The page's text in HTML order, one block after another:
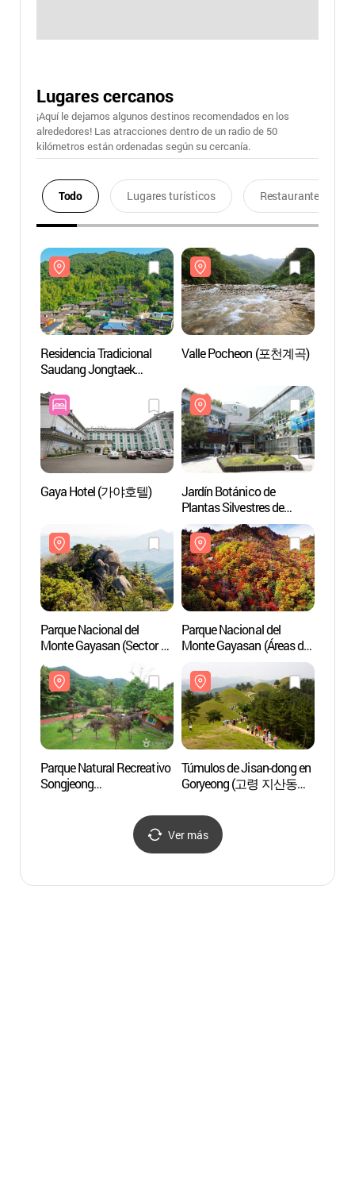
Lugares cercanos
¡Aquí le dejamos algunos destinos recomendados en los
alrededores! Las atracciones dentro de un radio de 50
kilómetros están ordenadas según su cercanía.
Todo Lugares turísticos Restaurantes
Residencia Tradicional
Saudang Jongtaek
Valle Pocheon (포천계곡)
Gaya Hotel (가야호텔)
Jardín Botánico de
Plantas Silvestres de
Gayasan (가야산
야생화식물원)
Parque Nacional del
Monte Gayasan (Sector de
Baegun-dong)
(가야산국립공원(백운동
지구))
Parque Nacional del
Monte Gayasan (Áreas de
Cheongnyang-dong)
(가야산국립공원(홍류동,
청량동지구))
Parque Natural Recreativo
Songjeong
Túmulos de Jisan-dong en
Goryeong (고령 지산동
Ver más